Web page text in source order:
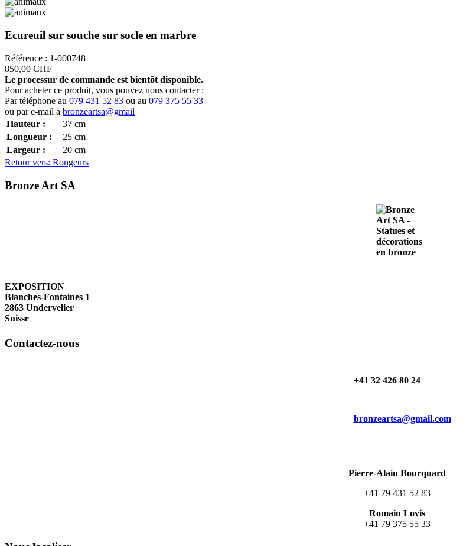
Ecureuil sur souche sur socle en marbre
Référence : 1-000748
850,00 CHF
Le processur de commande est bientôt disponible.
Pour acheter ce produit, vous pouvez nous contacter :
Par téléphone au 079 431 52 83 ou au 079 375 55 33
ou par e-mail à bronzeartsa@gmail
Hauteur :
37 cm
Longueur :
25 cm
Largeur :
20 cm
Retour vers: Rongeurs
Bronze Art SA
EXPOSITION
Blanches-Fontaines 1
2863 Undervelier
Suisse
Contactez-nous
+41 32 426 80 24
bronzeartsa@gmail.com
Pierre-Alain Bourquard
+41 79 431 52 83
Romain Lovis
+41 79 375 55 33